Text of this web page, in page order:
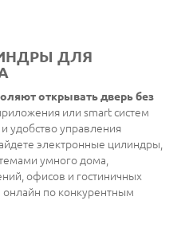
ДЛЯ
открывать дверь без
или smart систем
удобство управления
электронные цилиндры,
умного дома,
офисов и гостиничных
онлайн по конкурентным